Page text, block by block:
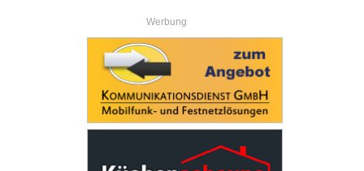
Werbung